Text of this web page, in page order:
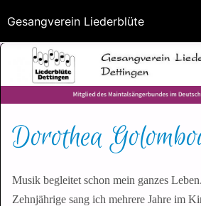
Dorothea
Musik begleitet schon mein ganzes
Zehnjährige sang ich mehrere Jahre im
Gesangverein Liederblüte